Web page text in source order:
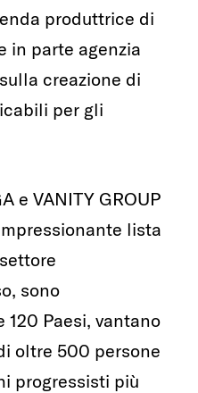
produttrice di
in parte agenzia
creazione di
per gli
e VANITY GROUP
lista
sono
Paesi, vantano
oltre 500 persone
progressisti più